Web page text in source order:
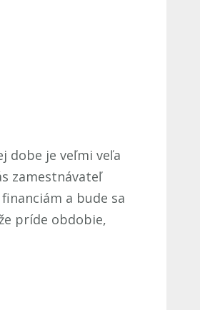
dobe je veľmi veľa
zamestnávateľ
a bude sa
príde obdobie,